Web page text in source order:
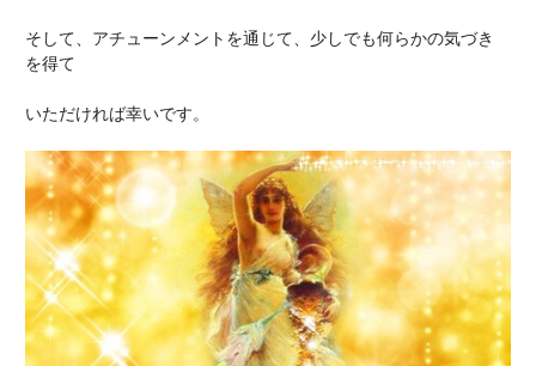
そして、アチューンメントを通じて、少しでも何らかの気づき
を得て
いただければ幸いです。